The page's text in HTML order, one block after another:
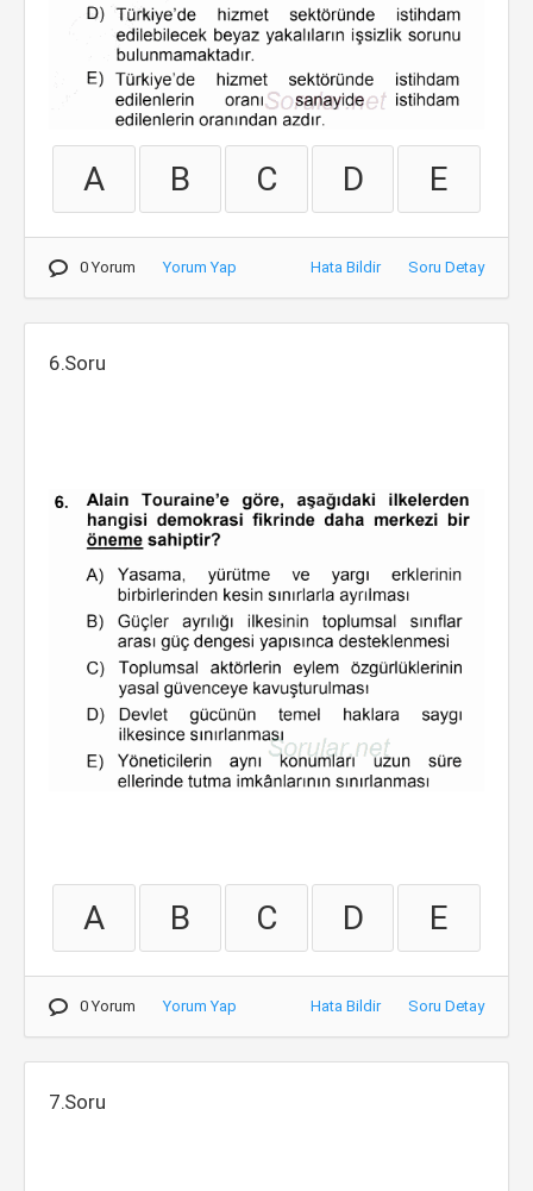
A B C D E
0 Yorum Yorum Yap Hata Bildir Soru Detay
6.Soru
A B C D E
0 Yorum Yorum Yap Hata Bildir Soru Detay
7.Soru